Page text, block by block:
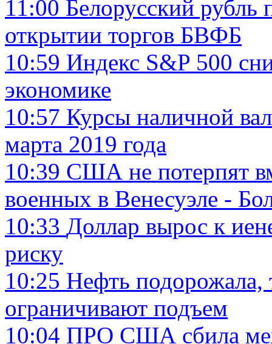
11:00 Белорусский рубль
открытии торгов БВФБ
10:59 Индекс S&P 500
экономике
10:57 Курсы наличной
марта 2019 года
10:39 США не потерпят
военных в Венесуэле -
10:33 Доллар вырос к
риску
10:25 Нефть подорожала,
ограничивают подъем
10:04 ПРО США сбила